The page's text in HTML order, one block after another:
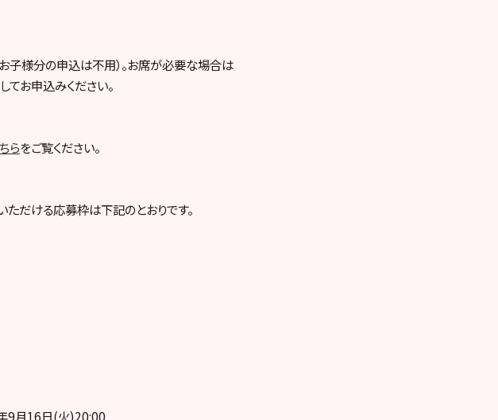
様分の申込は不用）。お席が必要な場合は
てお申込みください。
らをご覧ください。
だける応募枠は下記のとおりです。
9月16日(火)20:00